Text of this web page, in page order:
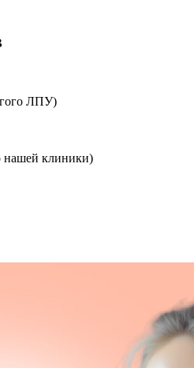
ЛПУ)
клиники)